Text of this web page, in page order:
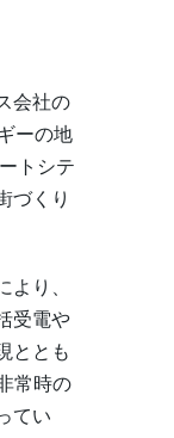
会社の
ーの地
トシテ
づくり
り、
受電や
ととも
常時の
てい